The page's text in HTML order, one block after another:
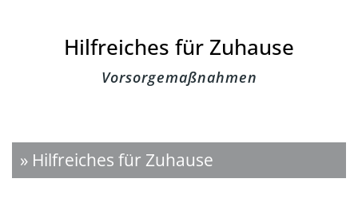
Hilfreiches für Zuhause
Vorsorgemaßnahmen
» Hilfreiches für Zuhause